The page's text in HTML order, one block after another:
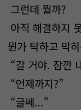
그런데 뭘까?
아직 해결하지
뭔가 탁하고 막
“갈 거야. 잠깐
“언제까지?”
“글쎄...”